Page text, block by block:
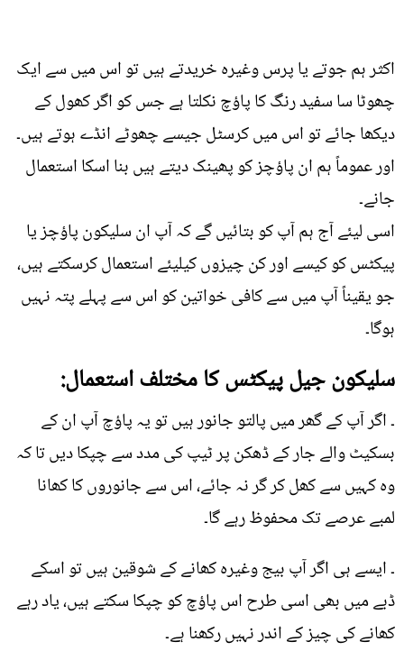
اکثر ہم جوتے یا پرس وغیرہ خریدتے ہیں تو اس میں سے ایک
چھوٹا سا سفید رنگ کا پاؤچ نکلتا ہے جس کو اگر کھول کے
دیکھا جائے تو اس میں کرسٹل جیسے چھوٹے انڈے ہوتے ہیں۔
اور عموماً ہم ان پاؤچز کو پھینک دیتے ہیں بنا اسکا استعمال
جانے۔
اسی لیئے آج ہم آپ کو بتائیں گے کہ آپ ان سلیکون پاؤچز یا
پیکٹس کو کیسے اور کن چیزوں کیلیئے استعمال کرسکتے ہیں،
جو یقیناً آپ میں سے کافی خواتین کو اس سے پہلے پتہ نہیں
ہوگا۔
سلیکون جیل پیکٹس کا مختلف استعمال:
۔ اگر آپ کے گھر میں پالتو جانور ہیں تو یہ پاؤچ آپ ان کے
بسکیٹ والے جار کے ڈھکن پر ٹیپ کی مدد سے چپکا دیں تا کہ
وہ کہیں سے کھل کر گر نہ جائے، اس سے جانوروں کا کھانا
لمبے عرصے تک محفوظ رہے گا۔
۔ ایسے ہی اگر آپ بیج وغیرہ کھانے کے شوقین ہیں تو اسکے
ڈبے میں بھی اسی طرح اس پاؤچ کو چپکا سکتے ہیں، یاد رہے
کھانے کی چیز کے اندر نہیں رکھنا ہے۔